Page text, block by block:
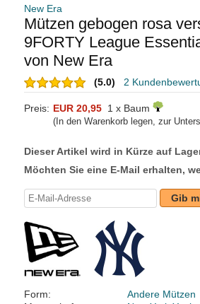
New Era
Mützen gebogen rosa
9FORTY League
von New Era
(5.0) 2
Preis: EUR 20,95 1 x Baum
(In den Warenkorb legen, zur
Dieser Artikel wird in Kürze auf
Möchten Sie eine E-Mail erhalten,
Gib
Form:
Andere Mützen